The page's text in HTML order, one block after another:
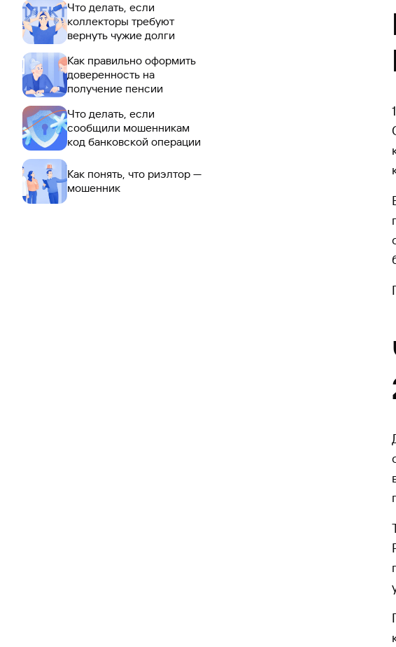
Что делать, если
коллекторы требуют
вернуть чужие долги
Как правильно оформить
доверенность на
получение пенсии
Что делать, если
сообщили мошенникам
код банковской операции
Как понять, что риэлтор —
мошенник